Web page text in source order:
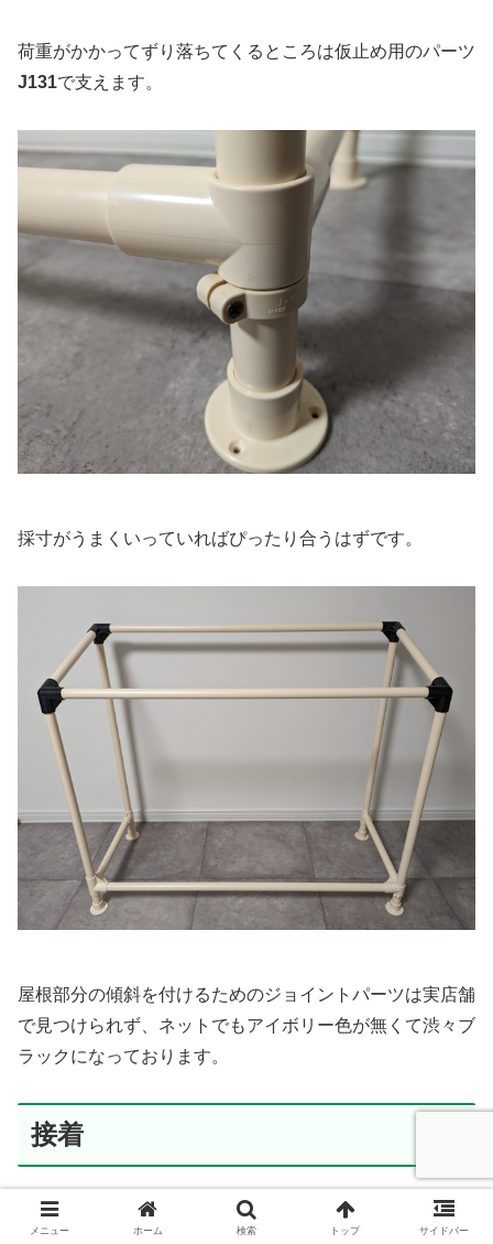
荷重がかかってずり落ちてくるところは仮止め用のパーツ
J131で支えます。
採寸がうまくいっていればぴったり合うはずです。
屋根部分の傾斜を付けるためのジョイントパーツは実店舗
で見つけられず、ネットでもアイボリー色が無くて渋々ブ
ラックになっております。
接着
組み立てただけだとグラグラして安定感があまりありませ
メニュー ホーム 検索 トップ サイドバー